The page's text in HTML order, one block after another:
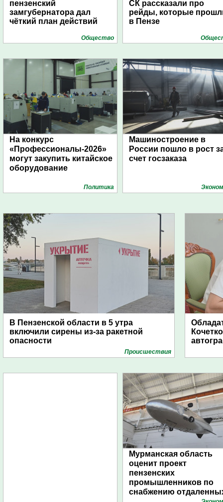
пензенский
замгубернатора дал
чёткий план действий
Общество
СК рассказали про
рейды, которые
в Пензе
На конкурс
«Профессионалы-2026»
могут закупить китайское
оборудование
Политика
Машиностроение в
России пошло в рост
счет госзаказа
В Пензенской области в 5 утра
включили сирены из-за ракетной
опасности
Проиcшествия
Мурманская область
оценит проект
пензенских
промышленников по
снабжению